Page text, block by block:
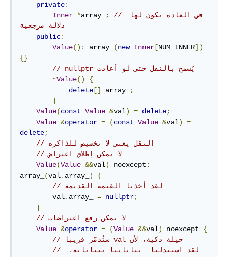
private:
Inner *array_ ;
// في العادة يكون لها
دلالة مرجعية
public:
Value(): array_ (new Inner [NUM_INNER])
{}
// nullptr يُسمح بالنقل حتى لو أعادت
~Value()
{
delete [] array_
;
}
Value(const Value &val) = delete;
Value &operator = (const Value &val)
=
delete;
// النقل يعني لا تخصيص للذاكرة
// لا يمكن إطلاق اعتراض
Value(Value &&val) noexcept :
array_
(val. array_ )
{
// لقد أخذنا القيمة القديمة
        val
. array_ = nullptr;
}
// لا يمكن رفع اعتراضات
Value &operator = (Value &&val) noexcept {
// ستُدمّر قريبا val حيلة ذكية، لأن
// لقد استبدلنا  بياناتنا ببياناته،